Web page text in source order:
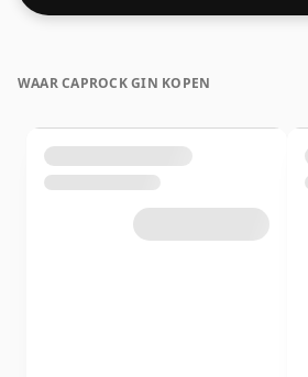
WAAR CAPROCK GIN KOPEN